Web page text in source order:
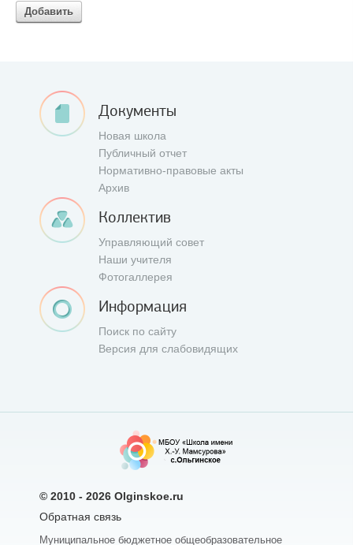
Добавить
Документы
Новая школа
Публичный отчет
Нормативно-правовые акты
Архив
Коллектив
Управляющий совет
Наши учителя
Фотогаллерея
Информация
Поиск по сайту
Версия для слабовидящих
© 2010 - 2026 Olginskoe.ru
Обратная связь
Муниципальное бюджетное общеобразовательное